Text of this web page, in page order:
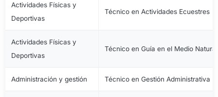
Actividades Físicas y
Deportivas
Técnico en Actividades Ecuestres
Actividades Físicas y
Deportivas
Técnico en Guía en el Medio
Administración y gestión Técnico en Gestión Administrativa